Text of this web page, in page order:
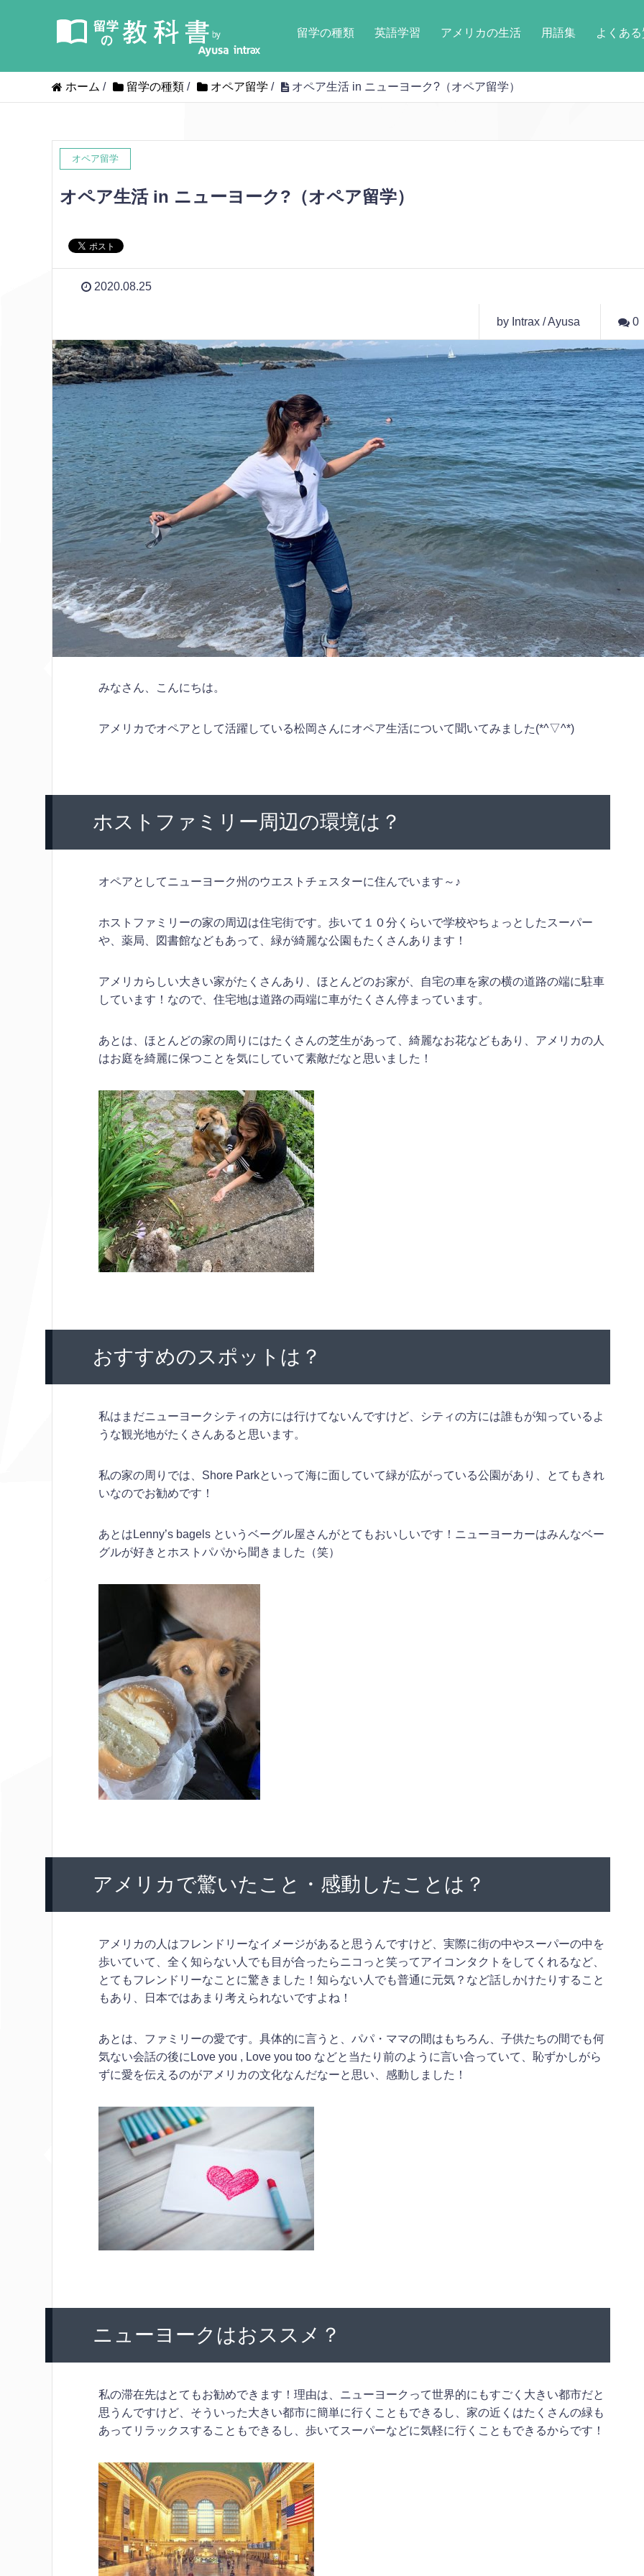
留学の種類 英語学習 アメリカの生活 用語集 よくあ
ホーム / 留学の種類 / オペア留学 / オペア生活 in ニューヨーク?（オペア留学）
オペア留学
オペア生活 in ニューヨーク?（オペア留学）
2020.08.25
by Intrax / Ayusa 0
みなさん、こんにちは。
アメリカでオペアとして活躍している松岡さんにオペア生活について聞いてみました(*^▽^*)
ホストファミリー周辺の環境は？
オペアとしてニューヨーク州のウエストチェスターに住んでいます～♪
ホストファミリーの家の周辺は住宅街です。歩いて１０分くらいで学校やちょっとしたスーパー
や、薬局、図書館などもあって、緑が綺麗な公園もたくさんあります！
アメリカらしい大きい家がたくさんあり、ほとんどのお家が、自宅の車を家の横の道路の端に駐車
しています！なので、住宅地は道路の両端に車がたくさん停まっています。
あとは、ほとんどの家の周りにはたくさんの芝生があって、綺麗なお花などもあり、アメリカの人
はお庭を綺麗に保つことを気にしていて素敵だなと思いました！
おすすめのスポットは？
私はまだニューヨークシティの方には行けてないんですけど、シティの方には誰もが知っているよ
うな観光地がたくさんあると思います。
私の家の周りでは、Shore Parkといって海に面していて緑が広がっている公園があり、とてもきれ
いなのでお勧めです！
あとはLenny’s bagels というベーグル屋さんがとてもおいしいです！ニューヨーカーはみんなベー
グルが好きとホストパパから聞きました（笑）
アメリカで驚いたこと・感動したことは？
アメリカの⼈はフレンドリーなイメージがあると思うんですけど、実際に街の中やスーパーの中を
歩いていて、全く知らない人でも目が合ったらニコっと笑ってアイコンタクトをしてくれるなど、
とてもフレンドリーなことに驚きました！知らない人でも普通に元気？など話しかけたりすること
もあり、日本ではあまり考えられないですよね！
あとは、ファミリーの愛です。具体的に言うと、パパ・ママの間はもちろん、子供たちの間でも何
気ない会話の後にLove you , Love you too などと当たり前のように言い合っていて、恥ずかしがら
ずに愛を伝えるのがアメリカの文化なんだなーと思い、感動しました！
ニューヨークはおススメ？
私の滞在先はとてもお勧めできます！理由は、ニューヨークって世界的にもすごく大きい都市だと
思うんですけど、そういった大きい都市に簡単に行くこともできるし、家の近くはたくさんの緑も
あってリラックスすることもできるし、歩いてスーパーなどに気軽に行くこともできるからです！